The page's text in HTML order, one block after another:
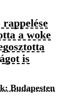
a woke
is
Budapesten